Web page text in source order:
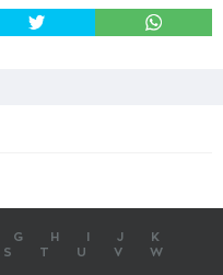
G H J
K
S T U V
W